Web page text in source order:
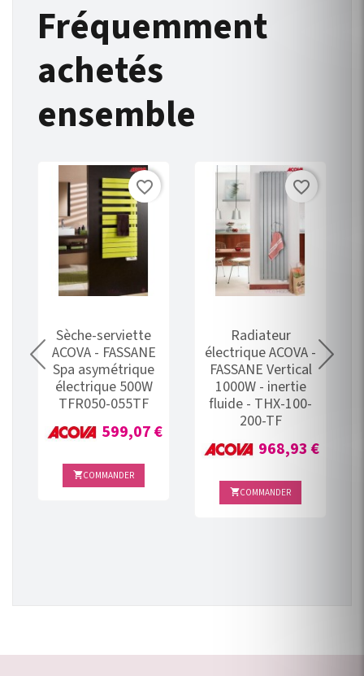
Fréquemment
achetés
ensemble
Sèche-serviette
ACOVA - FASSANE
Spa asymétrique
électrique 500W
TFR050-055TF
Prix
599,07 €
COMMANDER
favorite_border
Radiateur
électrique ACOVA -
FASSANE Vertical
1000W - inertie
fluide - THX-100-
200-TF
Prix
968,93 €
COMMANDER
favorite_border